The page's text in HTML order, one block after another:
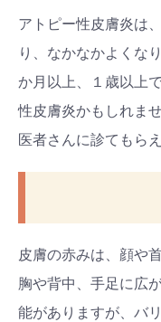
アトピー性皮膚炎は
り、なかなかよくな
か月以上、１歳以上
性皮膚炎かもしれま
医者さんに診てもら
皮膚の赤みは、顔や
胸や背中、手足に広
能がありますが、バ